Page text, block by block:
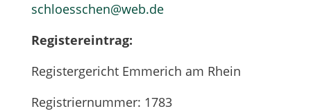
schloesschen@web.de
Registereintrag:
Registergericht Emmerich am Rhein
Registriernummer: 1783